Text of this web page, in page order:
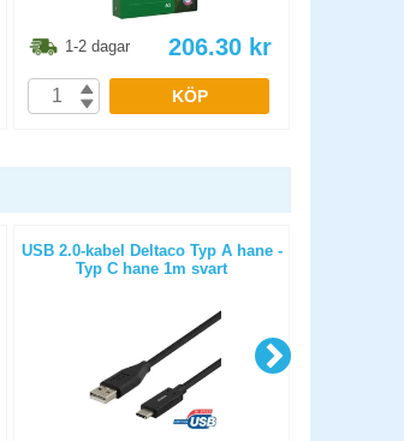
1-2 dagar 206.30 kr
KÖP
USB 2.0-kabel Deltaco Typ A hane -
Typ C hane 1m svart